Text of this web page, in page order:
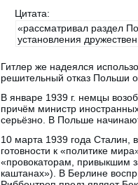
Цитата:
«рассматривал раздел
установления
Гитлер же надеялся
решительный отказ Польши
В январе 1939 г. немцы
причём министр
серьёзно. В Польше
10 марта 1939 года Сталин,
готовности к «политике
«провокаторам, привыкшим
каштанах»). В Берлине